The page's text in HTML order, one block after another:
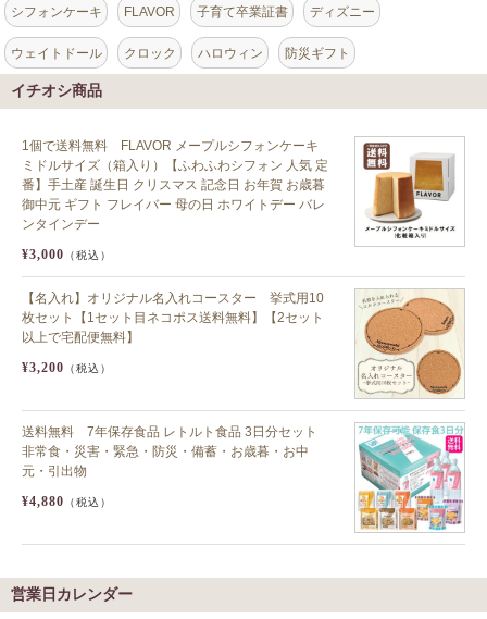
シフォンケーキ FLAVOR 子育て卒業証書 ディズニー
ウェイトドール クロック ハロウィン 防災ギフト
イチオシ商品
1個で送料無料 FLAVOR メープルシフォンケーキ
ミドルサイズ（箱入り）【ふわふわシフォン 人気 定
番】手土産 誕生日 クリスマス 記念日 お年賀 お歳暮
御中元 ギフト フレイバー 母の日 ホワイトデー バレ
ンタインデー
¥3,000 （税込）
【名入れ】オリジナル名入れコースター 挙式用10
枚セット【1セット目ネコポス送料無料】【2セット
以上で宅配便無料】
¥3,200 （税込）
送料無料 7年保存食品 レトルト食品 3日分セット
非常食・災害・緊急・防災・備蓄・お歳暮・お中
元・引出物
¥4,880 （税込）
営業日カレンダー